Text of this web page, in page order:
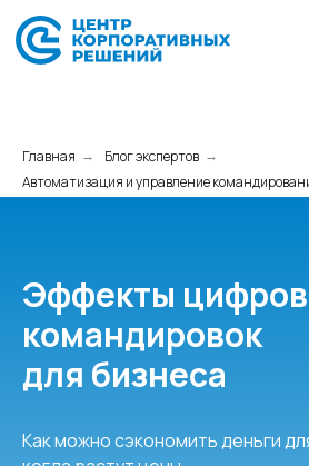
Главная → Блог экспертов →
Автоматизация и управление
Эффекты
командировок
для бизнеса
Как можно сэкономить деньги